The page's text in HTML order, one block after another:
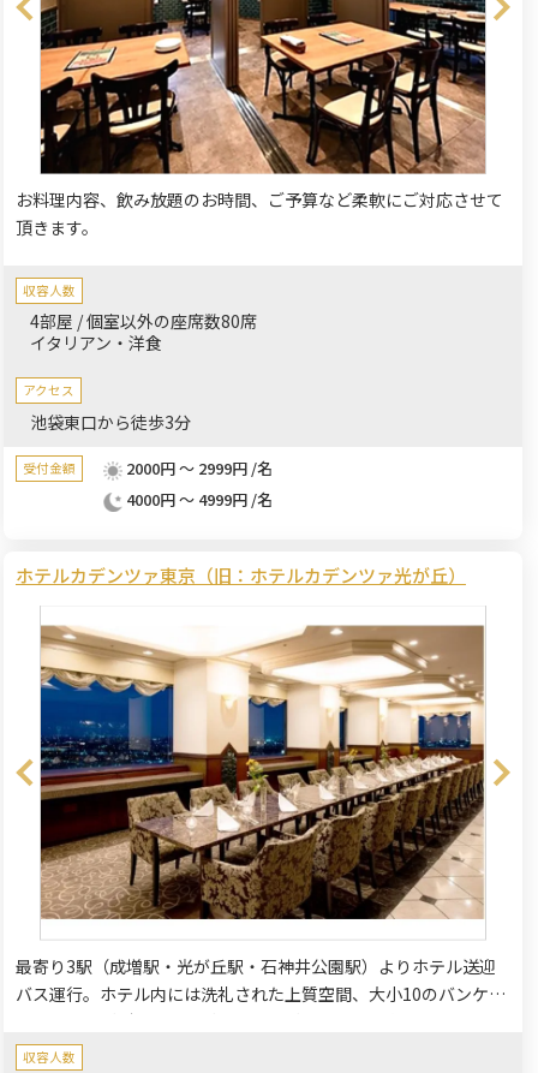
お料理内容、飲み放題のお時間、ご予算など柔軟にご対応させて
頂きます。
収容人数
4部屋 / 個室以外の座席数80席
イタリアン・洋食
アクセス
池袋東口から徒歩3分
受付金額
2000円 ～ 2999円 /名
4000円 ～ 4999円 /名
ホテルカデンツァ東京（旧：ホテルカデンツァ光が丘）
最寄り3駅（成増駅・光が丘駅・石神井公園駅）よりホテル送迎
バス運行。ホテル内には洗礼された上質空間、大小10のバンケッ
トルームがございます。ご家族様・ご親族様など大切な人との幸
せを分かち合うお時間をお過ごしいただけます。詳しくはお問い
収容人数